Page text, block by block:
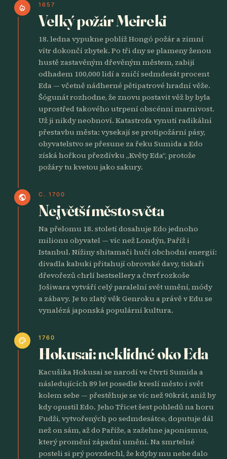
local_fire_department 1657
Velký požár Meireki
18. ledna vypukne poblíž Hongó požár a zimní
vítr dokončí zbytek. Po tři dny se plameny ženou
hustě zastavěným dřevěným městem, zabijí
odhadem 100,000 lidí a zničí sedmdesát procent
Eda — včetně nádherné pětipatrové hradní věže.
Šógunát rozhodne, že znovu postavit věž by byla
uprostřed takového utrpení obscénní marnivost.
Už ji nikdy neobnoví. Katastrofa vynutí radikální
přestavbu města: vysekají se protipožární pásy,
obyvatelstvo se přesune za řeku Sumida a Edo
získá hořkou přezdívku „Květy Eda“, protože
požáry tu kvetou jako sakury.
public C. 1700
Největší město světa
Na přelomu 18. století dosahuje Edo jednoho
milionu obyvatel — víc než Londýn, Paříž i
Istanbul. Nížiny shitamači hučí obchodní energií:
divadla kabuki přitahují obrovské davy, tiskaři
dřevořezů chrlí bestsellery a čtvrť rozkoše
Jošiwara vytváří celý paralelní svět umění, módy
a zábavy. Je to zlatý věk Genroku a právě v Edu se
vynalézá japonská populární kultura.
palette 1760
Hokusai: neklidné oko Eda
Kacušika Hokusai se narodí ve čtvrti Sumida a
následujících 89 let posedle kreslí město i svět
kolem sebe — přestěhuje se víc než 90krát, aniž by
kdy opustil Edo. Jeho Třicet šest pohledů na horu
Fudži, vytvořených po sedmdesátce, doputuje dál
než on sám, až do Paříže, a zažehne japonismus,
který promění západní umění. Na smrtelné
posteli si prý povzdechl, že kdyby mu nebe dalo